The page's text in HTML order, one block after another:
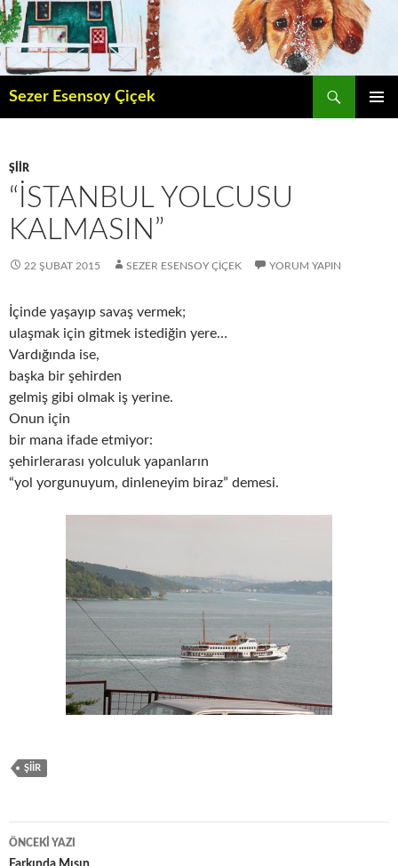
İçeriğe
atla
Sezer Esensoy Çiçek
ŞIIR
“İSTANBUL YOLCUSU
KALMASIN”
22 ŞUBAT 2015 SEZER ESENSOY ÇIÇEK YORUM YAPIN
İçinde yaşayıp savaş vermek;
ulaşmak için gitmek istediğin yere…
Vardığında ise,
başka bir şehirden
gelmiş gibi olmak iş yerine.
Onun için
bir mana ifade etmiyor:
şehirlerarası yolculuk yapanların
“yol yorgunuyum, dinleneyim biraz” demesi.
ŞIIR
ÖNCEKI YAZI